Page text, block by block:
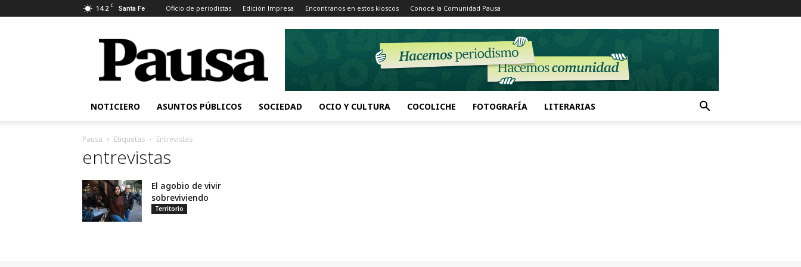
14.2 C Santa Fe Oficio de periodistas Edición Impresa Encontranos en estos kioscos Conocé la Comunidad Pausa
Pausa
NOTICIERO ASUNTOS PÚBLICOS SOCIEDAD OCIO Y CULTURA COCOLICHE FOTOGRAFÍA LITERARIAS
Pausa Etiquetas Entrevistas
entrevistas
El agobio de vivir
sobreviviendo
Territorio